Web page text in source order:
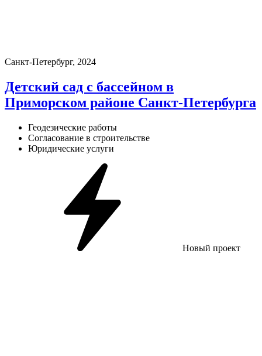
Санкт-Петербург, 2024
Детский сад с бассейном в
Приморском районе Санкт-Петербурга
Геодезические работы
Согласование в строительстве
Юридические услуги
Новый проект